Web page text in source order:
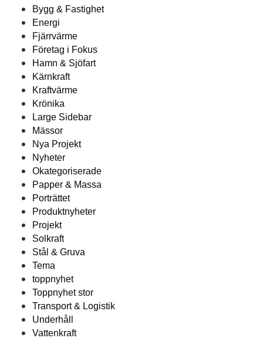
Bygg & Fastighet
Energi
Fjärrvärme
Företag i Fokus
Hamn & Sjöfart
Kärnkraft
Kraftvärme
Krönika
Large Sidebar
Mässor
Nya Projekt
Nyheter
Okategoriserade
Papper & Massa
Porträttet
Produktnyheter
Projekt
Solkraft
Stål & Gruva
Tema
toppnyhet
Toppnyhet stor
Transport & Logistik
Underhåll
Vattenkraft